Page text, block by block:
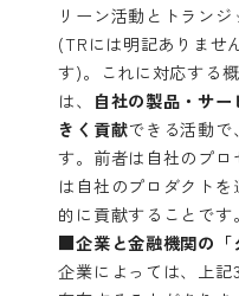
リーン活動とトラン
(TRには明記ありませ
す)。これに対応する
は、 自社の製品・サ
きく貢献できる活動
す。前者は自社のプ
は自社のプロダクト
的に貢献することです。
■企業と金融機関の「
企業によっては、上